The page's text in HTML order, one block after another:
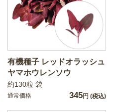
有機種子 レッドオラッシュ
ヤマホウレンソウ
約130粒 袋
通常価格 345円 (税込)